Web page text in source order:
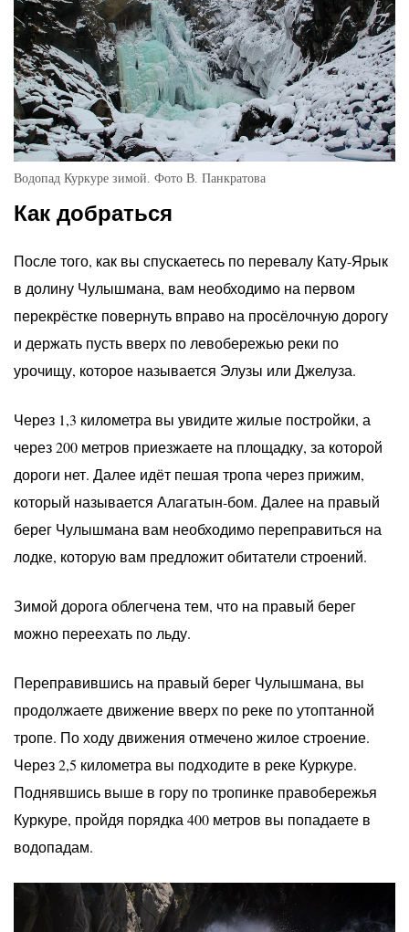
Водопад Куркуре зимой. Фото В. Панкратова
Как добраться
После того, как вы спускаетесь по перевалу Кату-Ярык
в долину Чулышмана, вам необходимо на первом
перекрёстке повернуть вправо на просёлочную дорогу
и держать пусть вверх по левобережью реки по
урочищу, которое называется Элузы или Джелуза.
Через 1,3 километра вы увидите жилые постройки, а
через 200 метров приезжаете на площадку, за которой
дороги нет. Далее идёт пешая тропа через прижим,
который называется Алагатын-бом. Далее на правый
берег Чулышмана вам необходимо переправиться на
лодке, которую вам предложит обитатели строений.
Зимой дорога облегчена тем, что на правый берег
можно переехать по льду.
Переправившись на правый берег Чулышмана, вы
продолжаете движение вверх по реке по утоптанной
тропе. По ходу движения отмечено жилое строение.
Через 2,5 километра вы подходите в реке Куркуре.
Поднявшись выше в гору по тропинке правобережья
Куркуре, пройдя порядка 400 метров вы попадаете в
водопадам.